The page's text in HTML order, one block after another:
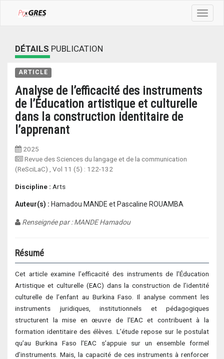
Toggle
DÉTAILS PUBLICATION
ARTICLE
Analyse de l’efficacité des instruments
de l’Éducation artistique et culturelle
dans la construction identitaire de
l’apprenant
2025
Revue des Sciences du langage et de la communication
(ReSciLaC)
, Vol 11 (5) : 122-132
Discipline : Arts
Auteur(s) : Hamadou MANDE et Pascaline ROUAMBA
Renseignée par : MANDE Hamadou
Résumé
Cet article examine l’efficacité des instruments de l’Éducation
Artistique et culturelle (EAC) dans la construction de l’identité
culturelle de l’enfant au Burkina Faso. Il analyse comment les
instruments juridiques, institutionnels et pédagogiques
structurent la mise en œuvre de l’EAC et contribuent à la
formation identitaire des élèves. L’étude repose sur le postulat
qu’au Burkina Faso l’EAC s’appuie sur un ensemble formel
d’instruments. Mais, la capacité de ces instruments à renforcer